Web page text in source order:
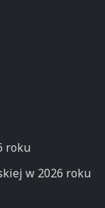
roku
w 2026 roku